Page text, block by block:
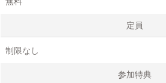
定員
制限なし
参加特典